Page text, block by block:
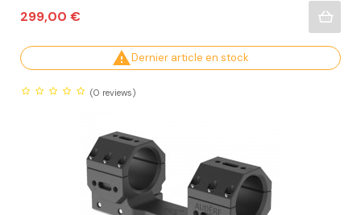
Prix
299,00 €
Dernier article en stock
(0 reviews)